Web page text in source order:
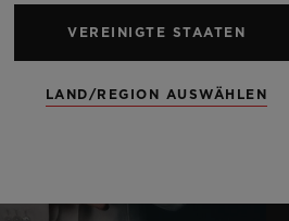
VEREINIGTE STAATEN
LAND/REGION AUSWÄHLEN